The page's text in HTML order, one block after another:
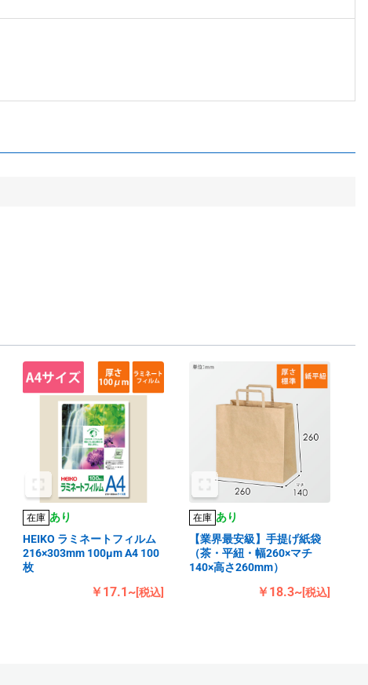
在庫 あり
HEIKO ラミネートフィルム
216×303mm 100μm A4 100
枚
￥17.1~[税込]
在庫 あり
【業界最安級】手提げ紙袋
（茶・平紐・幅260×マチ
140×高さ260mm）
￥18.3~[税込]